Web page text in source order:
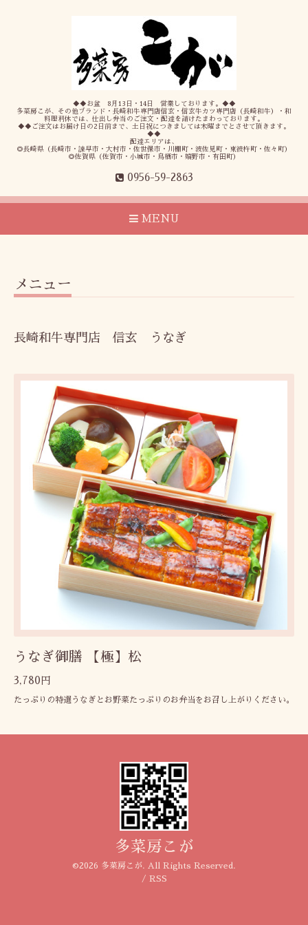
◆◆お盆 8月13日・14日 営業しております。◆◆
多菜房こが、その他ブランド・長崎和牛専門店信玄・信玄牛カツ専門店（長崎和牛）・和
料理利休では、仕出し弁当のご注文・配達を請けたまわっております。
◆◆ご注文はお届け日の2日前まで、土日祝につきましては木曜までとさせて頂きます。
◆◆
配達エリアは、
◎長崎県（長崎市・諫早市・大村市・佐世保市・川棚町・波佐見町・東彼杵町・佐々町）
◎佐賀県（佐賀市・小城市・鳥栖市・嬉野市・有田町）
0956-59-2863
MENU
メニュー
長崎和牛専門店 信玄 うなぎ
うなぎ御膳 【極】松
3,780円
たっぷりの特選うなぎとお野菜たっぷりのお弁当をお召し上がりください。
多菜房こが
©2026 多菜房こが. All Rights Reserved.
/ RSS